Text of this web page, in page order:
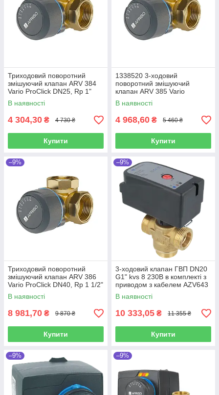
Триходовий поворотний
змішуючий клапан ARV 384
Vario ProClick DN25, Rp 1"
Kvs 4,5 - 12 Afriso
(Німеччина)
В наявності
4 304,30 ₴ 4 730 ₴
Купити
1338520 3-ходовий
поворотний змішуючий
клапан ARV 385 Vario
ProClick DN32 Rp 1 1/4" Kvs 7
- 19 Afriso (Німеччина)
В наявності
4 968,60 ₴ 5 460 ₴
Купити
–9%
Триходовий поворотний
змішуючий клапан ARV 386
Vario ProClick DN40, Rp 1 1/2"
Kvs 14-36 Afriso (Німеччина)
В наявності
8 981,70 ₴ 9 870 ₴
Купити
–9%
3-ходовий клапан ГВП DN20
G1" kvs 8 230В в комплекті з
приводом з кабелем AZV643
Afriso ((Німеччина)
В наявності
10 333,05 ₴ 11 355 ₴
Купити
–9% –9%